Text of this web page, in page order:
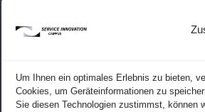
Um Ihnen ein optimales Erlebnis zu bieten,
Cookies, um Geräteinformationen zu
Sie diesen Technologien zustimmst, können